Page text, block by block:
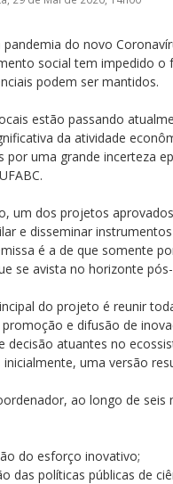
do novo
social tem impedido
podem ser mantidos.
estão passando
da atividade
por uma grande incerteza
um dos projetos
e disseminar
é a de que somente
se avista no horizonte
do projeto é reunir
e difusão de
decisão atuantes no
inicialmente, uma versão
ao longo de seis
do esforço inovativo;
das políticas públicas de